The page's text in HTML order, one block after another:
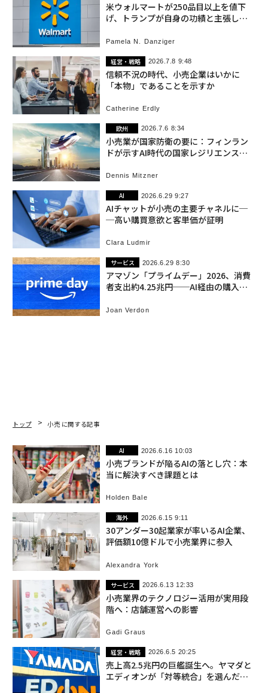
米ウォルマートが250品目以上を値下
げ、トランプが自身の功績と主張し物
Pamela N. Danziger
経営・戦略 2026.7.8 9:48
信頼不況の時代、小売企業はいかに
「本物」であることを示すか
Catherine Erdly
欧州 2026.7.6 8:34
小売業が国家防衛の要に：フィンラン
ドが示すAI時代の国家レジリエンス戦
Dennis Mitzner
AI 2026.6.29 9:27
AIチャットが小売の主要チャネルに─
─高い購買意欲と客単価が証明
Clara Ludmir
サービス 2026.6.29 8:30
アマゾン「プライムデー」2026、消費
者支出約4.25兆円──AI経由の購入率
Joan Verdon
トップ 小売 に関する記事
AI 2026.6.16 10:03
小売ブランドが陥るAIの落とし穴：本
当に解決すべき課題とは
Holden Bale
海外 2026.6.15 9:11
30アンダー30起業家が率いるAI企業、
評価額10億ドルで小売業界に参入
Alexandra York
サービス 2026.6.13 12:33
小売業界のテクノロジー活用が実用段
階へ：店舗運営への影響
Gadi Graus
経営・戦略 2026.6.5 20:25
売上高2.5兆円の巨艦誕生へ。ヤマダと
エディオンが「対等統合」を選んだ必